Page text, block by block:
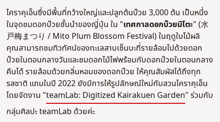
ไคราคุเอ็นซึ่งมีพื้นที่กว้างใหญ่และปลูกต้นบ๊วย 3,000 ต้น เป็นหนึ่ง
ในจุดชมดอกบ๊วยชั้นนำของญี่ปุ่น ใน "เทศกาลดอกบ๊วยมิโตะ" (水
戸梅まつり / Mito Plum Blossom Festival) ในฤดูใบไม้ผลิ
คุณสามารถชมทิวทัศน์ของทะเลสาบเซ็นบะที่รายล้อมไปด้วยดอก
บ๊วยในตอนกลางวันและชมดอกไม้ไฟพร้อมกับดอกบ๊วยในตอนกลาง
คืนได้ รายล้อมด้วยกลิ่นหอมของดอกบ๊วย ให้คุณสัมผัสได้ถึงทุก
รสชาติ แถมในปี 2022 ยังมีการให้รูปลักษณ์ใหม่กับสวนไคราคุเอ็น
โดยจัดงาน "teamLab: Digitized Kairakuen Garden" ร่วมกับ
กลุ่มศิลปะ teamLab ด้วยค่ะ